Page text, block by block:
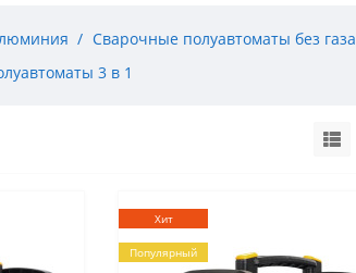
Сварочные полуавтоматы без газа
3 в 1
Хит
Популярный